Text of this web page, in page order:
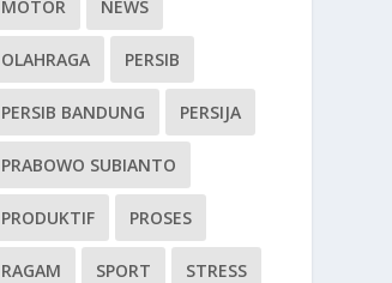
MOTOR NEWS
OLAHRAGA PERSIB
PERSIB BANDUNG PERSIJA
PRABOWO SUBIANTO
PRODUKTIF PROSES
RAGAM SPORT STRESS